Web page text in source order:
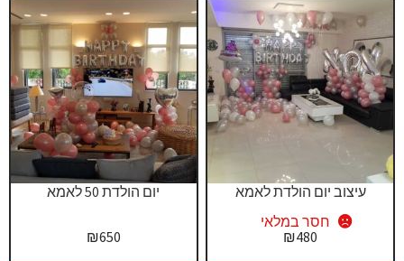
יום הולדת 50 לאמא
₪650
עיצוב יום הולדת לאמא
חסר במלאי
₪480